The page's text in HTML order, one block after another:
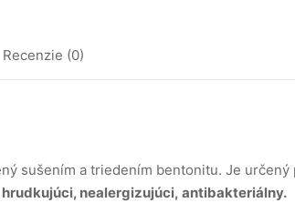
Recenzie (0)
sušením a triedením bentonitu. Je
nealergizujúci, antibakteriálny.